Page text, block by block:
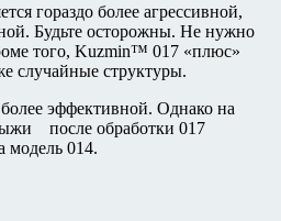
гораздо более агрессивной,
Будьте осторожны. Не нужно
того, Kuzmin™ 017 «плюс»
случайные структуры.
эффективной. Однако на
после обработки 017
модель 014.